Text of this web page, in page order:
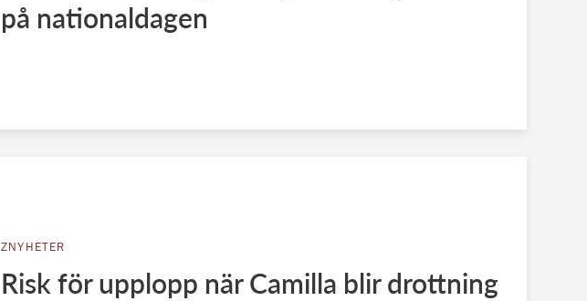
på nationaldagen
ZNYHETER
Risk för upplopp när Camilla blir drottning